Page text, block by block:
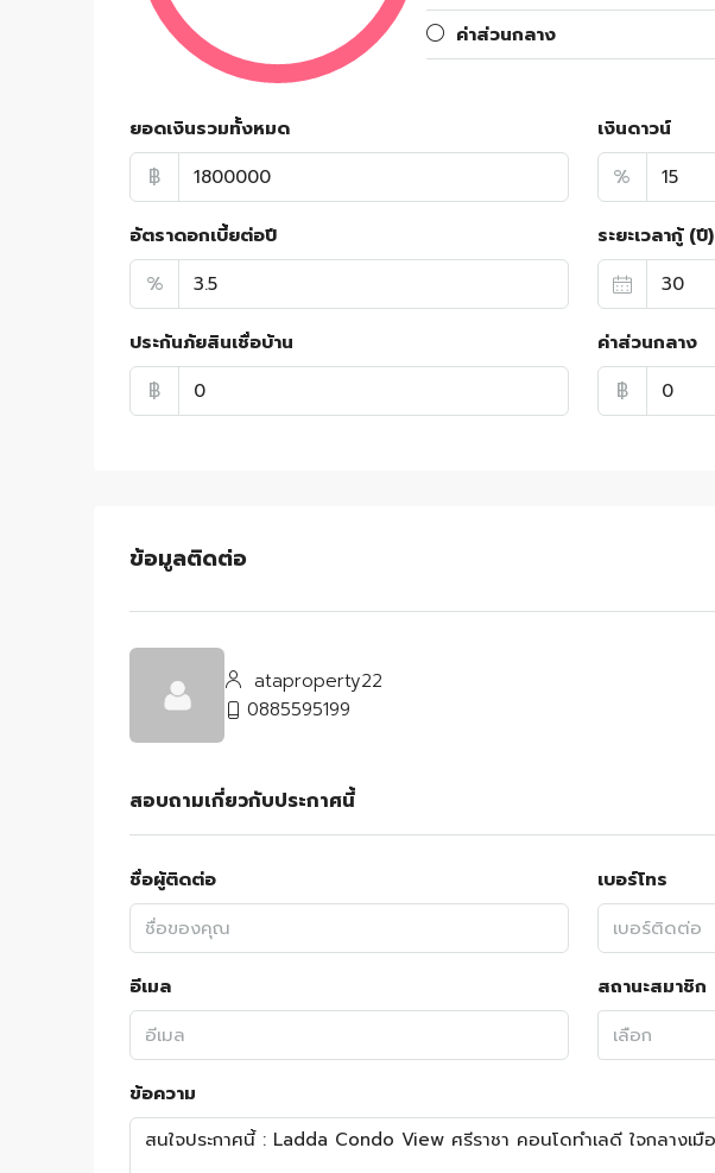
ค่าส่วนกลาง
ยอดเงินรวมทั้งหมด
฿
เงินดาวน์
%
อัตราดอกเบี้ยต่อปี
%
ระยะเวลากู้ (ปี)
ประกันภัยสินเชื่อบ้าน
฿
ค่าส่วนกลาง
฿
ข้อมูลติดต่อ
ataproperty22
0885595199
สอบถามเกี่ยวกับประกาศนี้
ชื่อผู้ติดต่อ เบอร์โทร
อีเมล
สถานะสมาชิก
เลือก
ข้อความ